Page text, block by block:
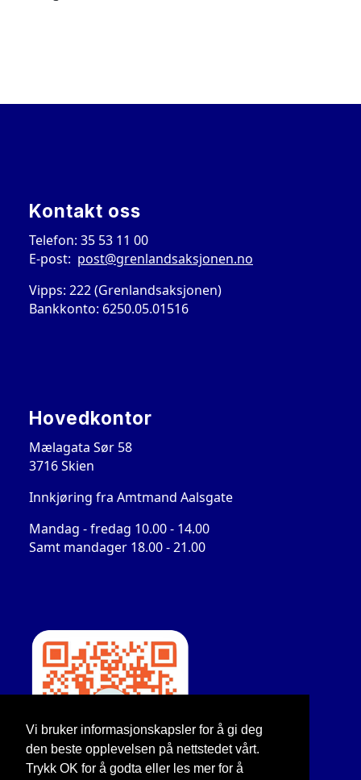
Vi bruker informasjonskapsler for å gi deg
den beste opplevelsen på nettstedet vårt.
Trykk OK for å godta eller les mer for å
Kontakt oss
Telefon: 35 53 11 00
E-post: post@grenlandsaksjonen.no
Vipps: 222 (Grenlandsaksjonen)
Bankkonto: 6250.05.01516
Hovedkontor
Mælagata Sør 58
3716 Skien
Innkjøring fra Amtmand Aalsgate
Mandag - fredag 10.00 - 14.00
Samt mandager 18.00 - 21.00